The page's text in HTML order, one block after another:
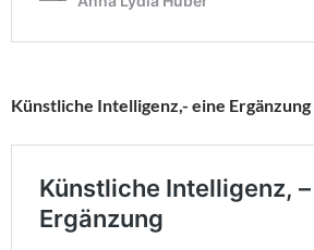
Künstliche Intelligenz,- eine Ergänzung